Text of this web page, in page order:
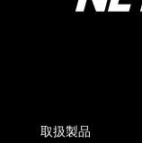
取扱製品